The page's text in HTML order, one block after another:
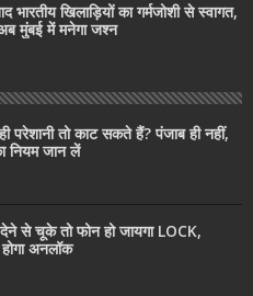
खिलाड़ियों का गर्मजोशी से स्वागत,
मुंबई में मनेगा जश्न
तो काट सकते हैं? पंजाब ही नहीं,
नियम जान लें
से चूके तो फोन हो जायगा LOCK,
अनलॉक